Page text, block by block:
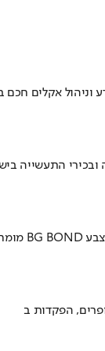
וניהול אקלים חכם
התעשייה